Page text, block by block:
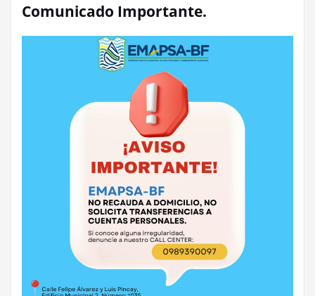
Comunicado Importante.